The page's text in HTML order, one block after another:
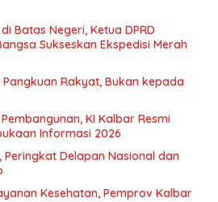
Batas Negeri, Ketua DPRD
Sukseskan Ekspedisi Merah
Rakyat, Bukan kepada
KI Kalbar Resmi
Informasi 2026
Peringkat Delapan Nasional dan
Kesehatan, Pemprov Kalbar